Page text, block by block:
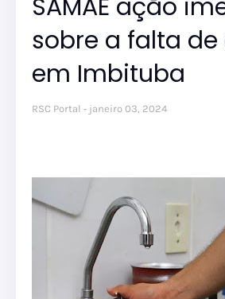
SAMAE ação
sobre a falta
em Imbituba
RSC Portal janeiro 03, 2024